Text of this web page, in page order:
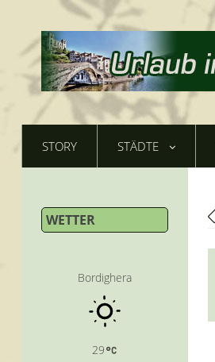
STORY STÄDTE
WETTER
Bordighera
29